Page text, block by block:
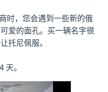
时，您会遇到一些新的俄
爱的面孔。买一辆名字很
托尼佩服。
。